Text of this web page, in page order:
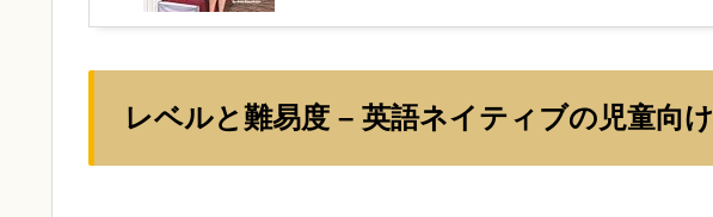
レベルと難易度 – 英語ネイティブの児童向け